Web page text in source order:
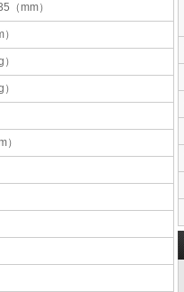
（mm）
）